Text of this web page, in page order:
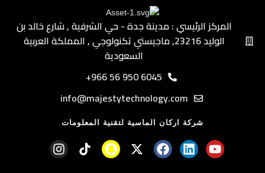
ودعم التبريد المائي، وإدارة كابلات متطورة، فإن ماجيستي
مافيرا هو الخيار المثالي. سواء كنت لاعباً محترفاً أو هاوياً،
فإن هذا الصندوق سيمنحك تجربة تجميع وتنظيم متكاملة
واحترافية ترتقي بجهازك إلى المستوى المطلوب لأقصى
المركز الرئيسي : مدينة جدة - حي الشرفية ٫ شارع خالد بن
الوليد ٫23216 ماجيستي تكنولوجي ٫ المملكة العربية
السعودية
6045 950 56 966+
info@majestytechnology.com
شركة اركان الماسية لتقنية المعلومات